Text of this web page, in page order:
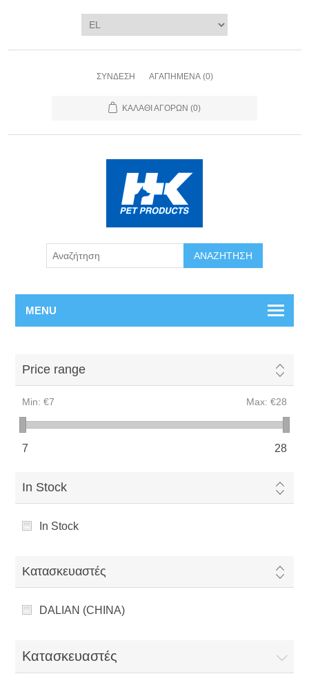
ΣΎΝΔΕΣΗ ΑΓΑΠΗΜΈΝΑ (0)
ΚΑΛΆΘΙ ΑΓΟΡΏΝ (0)
ΑΝΑΖΉΤΗΣΗ
MENU
Price range
Min: €7 Max: €28
7 28
In Stock
In Stock
Κατασκευαστές
DALIAN (CHINA)
Κατασκευαστές